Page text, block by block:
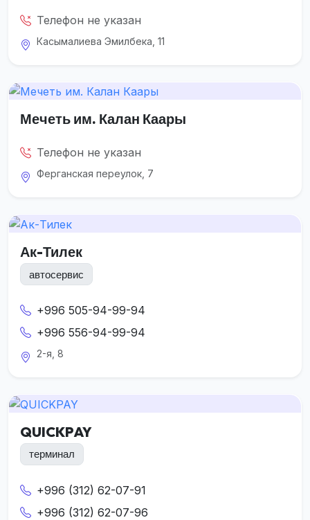
Телефон не указан
Касымалиева Эмилбека, 11
Мечеть им. Калан Каары
Телефон не указан
Ферганская переулок, 7
Ак-Тилек
автосервис
+996 505-94-99-94
+996 556-94-99-94
2-я, 8
QUICKPAY
терминал
+996 (312) 62-07-91
+996 (312) 62-07-96